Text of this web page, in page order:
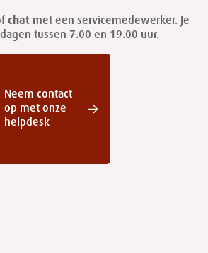
chat met een servicemedewerker. Je
tussen 7.00 en 19.00 uur.
Neem contact
op met onze
helpdesk